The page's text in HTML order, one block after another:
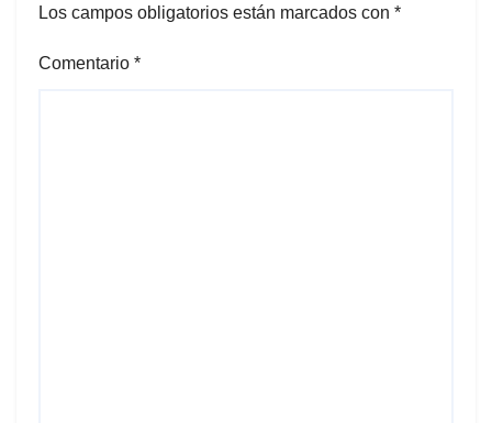
Los campos obligatorios están marcados con *
Comentario *